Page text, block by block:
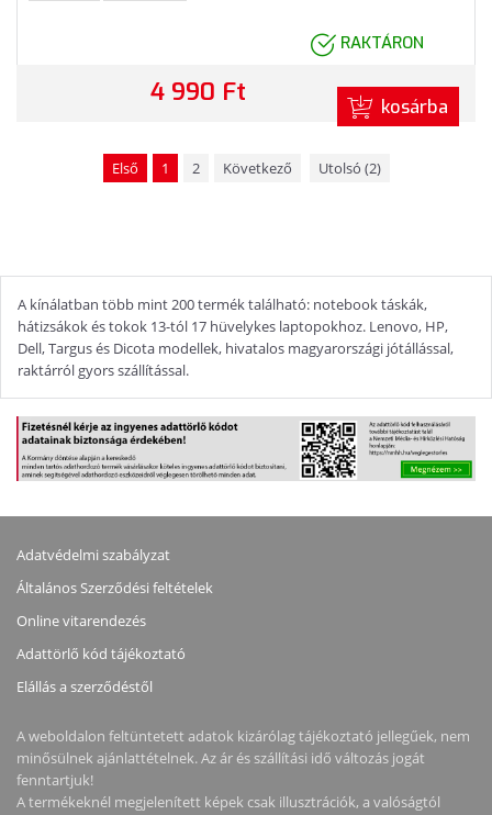
RAKTÁRON
4 990 Ft kosárba
Első 1 2 Következő Utolsó (2)
A kínálatban több mint 200 termék található: notebook táskák,
hátizsákok és tokok 13-tól 17 hüvelykes laptopokhoz. Lenovo, HP,
Dell, Targus és Dicota modellek, hivatalos magyarországi jótállással,
raktárról gyors szállítással.
Adatvédelmi szabályzat
Általános Szerződési feltételek
Online vitarendezés
Adattörlő kód tájékoztató
Elállás a szerződéstől
A weboldalon feltüntetett adatok kizárólag tájékoztató jellegűek, nem
minősülnek ajánlattételnek. Az ár és szállítási idő változás jogát
fenntartjuk!
A termékeknél megjelenített képek csak illusztrációk, a valóságtól